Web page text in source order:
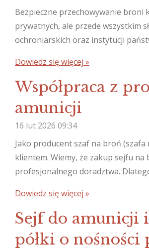
Bezpieczne przechowywanie
prywatnych, ale przede wszystkim
ochroniarskich oraz instytucji
Dowiedz się więcej »
Współpraca z
amunicji
16 lut 2026 09:34
Jako producent szaf na broń
klientem. Wiemy, że zakup sejfu
profesjonalnego doradztwa.
Dowiedz się więcej »
Sejf do amunicji
półki o nośności